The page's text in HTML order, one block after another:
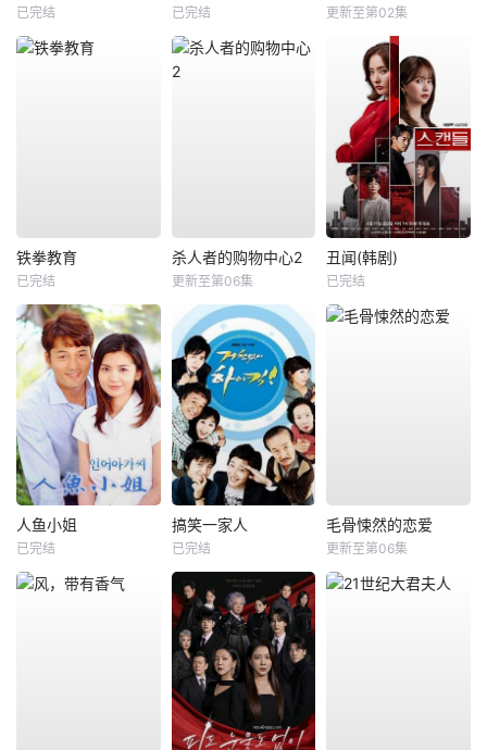
已完结 已完结 更新至第02集
铁拳教育
已完结
杀人者的购物中心2
更新至第06集
丑闻(韩剧)
已完结
人鱼小姐
已完结
搞笑一家人
已完结
毛骨悚然的恋爱
更新至第06集